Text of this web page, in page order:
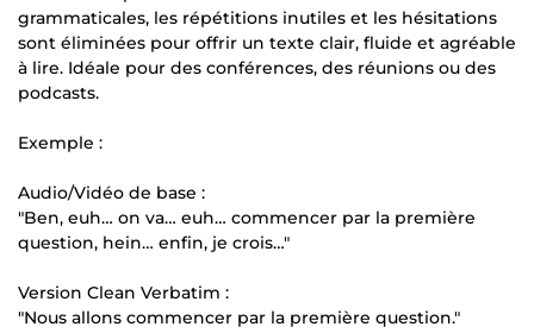
grammaticales, les répétitions inutiles et les hésitations
sont éliminées pour offrir un texte clair, fluide et agréable
à lire. Idéale pour des conférences, des réunions ou des
podcasts.
Exemple :
Audio/Vidéo de base :
"Ben, euh… on va… euh… commencer par la première
question, hein… enfin, je crois…"
Version Clean Verbatim :
"Nous allons commencer par la première question."